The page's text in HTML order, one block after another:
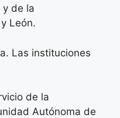
y de la
León.
Las instituciones
de la
Autónoma de